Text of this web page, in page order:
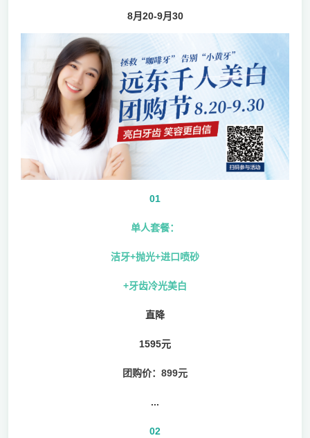
8月20-9月30
01
单人套餐：
洁牙+抛光+进口喷砂
+牙齿冷光美白
直降
1595元
团购价：899元
...
02